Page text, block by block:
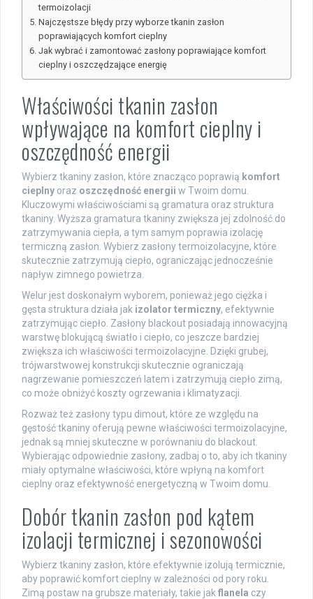
termoizolacji
Najczęstsze błędy przy wyborze tkanin zasłon
poprawiających komfort cieplny
Jak wybrać i zamontować zasłony poprawiające komfort
cieplny i oszczędzające energię
Właściwości tkanin zasłon
wpływające na komfort cieplny i
oszczędność energii
Wybierz tkaniny zasłon, które znacząco poprawią komfort
cieplny oraz oszczędność energii w Twoim domu.
Kluczowymi właściwościami są gramatura oraz struktura
tkaniny. Wyższa gramatura tkaniny zwiększa jej zdolność do
zatrzymywania ciepła, a tym samym poprawia izolację
termiczną zasłon. Wybierz zasłony termoizolacyjne, które
skutecznie zatrzymują ciepło, ograniczając jednocześnie
napływ zimnego powietrza.
Welur jest doskonałym wyborem, ponieważ jego ciężka i
gęsta struktura działa jak izolator termiczny, efektywnie
zatrzymując ciepło. Zasłony blackout posiadają innowacyjną
warstwę blokującą światło i ciepło, co jeszcze bardziej
zwiększa ich właściwości termoizolacyjne. Dzięki grubej,
trójwarstwowej konstrukcji skutecznie ograniczają
nagrzewanie pomieszczeń latem i zatrzymują ciepło zimą,
co może obniżyć koszty ogrzewania i klimatyzacji.
Rozważ też zasłony typu dimout, które ze względu na
gęstość tkaniny oferują pewne właściwości termoizolacyjne,
jednak są mniej skuteczne w porównaniu do blackout.
Wybierając odpowiednie zasłony, zadbaj o to, aby ich tkaniny
miały optymalne właściwości, które wpłyną na komfort
cieplny oraz efektywność energetyczną w Twoim domu.
Dobór tkanin zasłon pod kątem
izolacji termicznej i sezonowości
Wybierz tkaniny zasłon, które efektywnie izolują termicznie,
aby poprawić komfort cieplny w zależności od pory roku.
Zimą postaw na grubsze materiały, takie jak flanela czy